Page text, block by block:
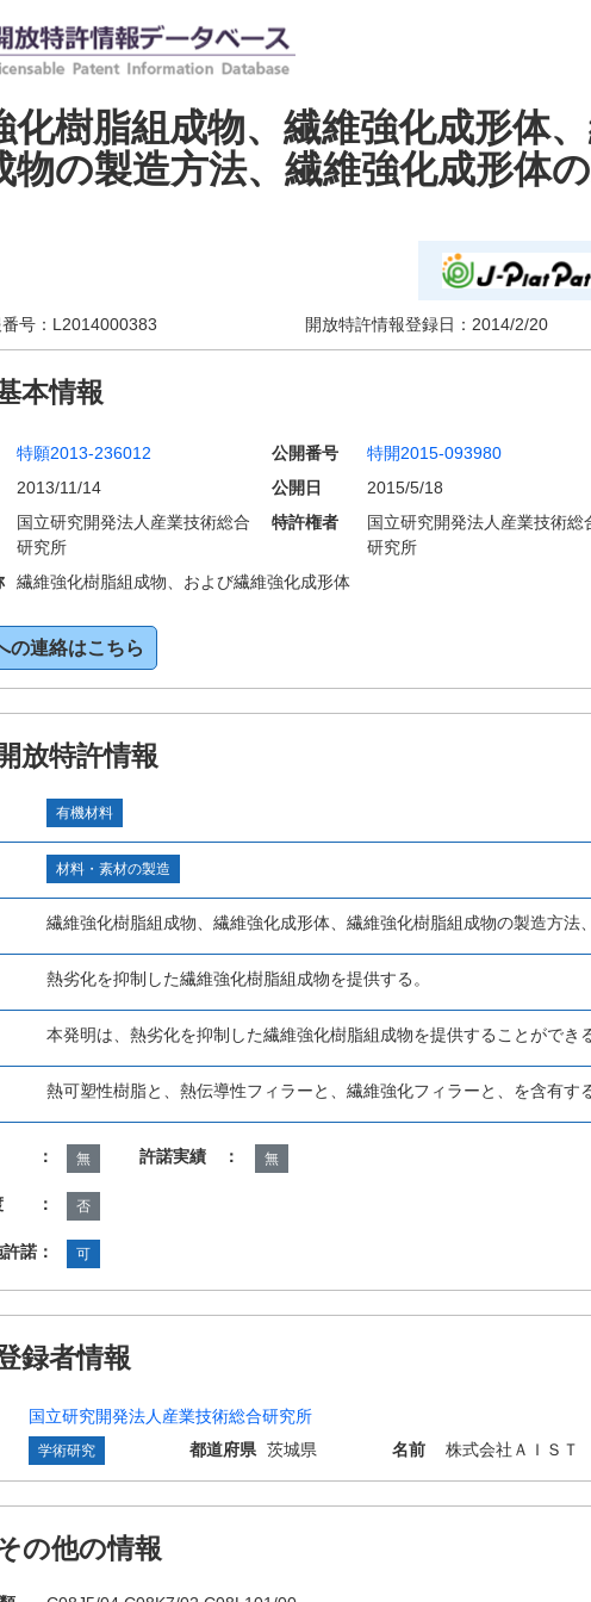
化樹脂組成物、繊維強化成形体
物の製造方法、繊維強化成形体
号： L2014000383 開放特許情報登録日： 2014/2/20
本情報
特願2013-236012 公開番号 特開2015-093980
2013/11/14 公開日
2015/5/18
国立研究開発法人産業技術総合
研究所
特許権者
国立研究開発法人産業技術総
研究所
繊維強化樹脂組成物、および繊維強化成形体
の連絡はこちら
開放特許情報
有機材料
材料・素材の製造
繊維強化樹脂組成物、繊維強化成形体、繊維強化樹脂組成物の製造方法
熱劣化を抑制した繊維強化樹脂組成物を提供する。
本発明は、熱劣化を抑制した繊維強化樹脂組成物を提供することができる
熱可塑性樹脂と、熱伝導性フィラーと、繊維強化フィラーと、を含有す
： 無 許諾実績 ： 無
： 否
諾： 可
録者情報
国立研究開発法人産業技術総合研究所
学術研究 都道府県 茨城県 名前 株式会社ＡＩＳＴ
の他の情報